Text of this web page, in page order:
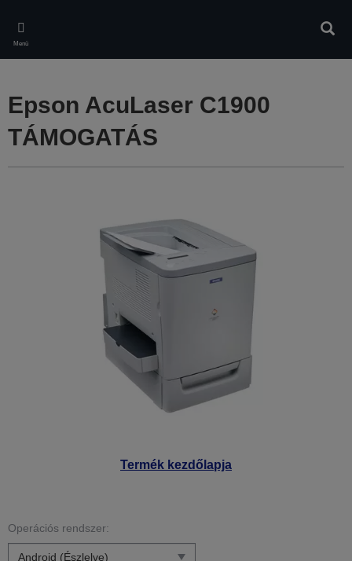
main
content
Menü
Termék kezdőlapja
Epson AcuLaser C1900
TÁMOGATÁS
Operációs rendszer: